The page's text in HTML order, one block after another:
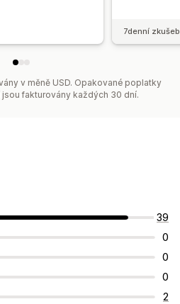
7denní
v měně USD. Opakované poplatky
fakturovány každých 30 dní.
39
0
0
0
2